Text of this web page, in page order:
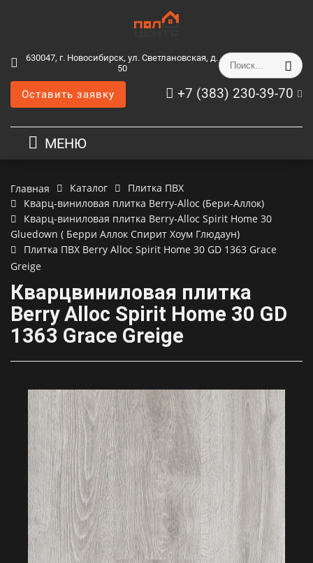
630047, г. Новосибирск, ул. Светлановская, д.
50
+7 (383) 230-39-70
Оставить заявку
МЕНЮ
Главная Каталог
Плитка ПВХ
Кварц-виниловая плитка Berry-Alloc (Бери-Аллок)
Кварц-виниловая плитка Berry-Alloc Spirit Home 30
Gluedown ( Берри Аллок Спирит Хоум Глюдаун)
Плитка ПВХ Berry Alloc Spirit Home 30 GD 1363 Grace
Greige
Кварцвиниловая плитка
Berry Alloc Spirit Home 30 GD
1363 Grace Greige